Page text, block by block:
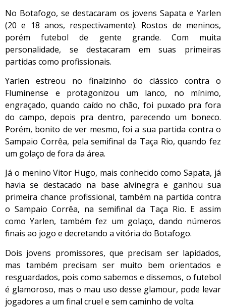
No Botafogo, se destacaram os jovens Sapata e Yarlen
(20 e 18 anos, respectivamente). Rostos de meninos,
porém futebol de gente grande. Com muita
personalidade, se destacaram em suas primeiras
partidas como profissionais.
Yarlen estreou no finalzinho do clássico contra o
Fluminense e protagonizou um lanco, no mínimo,
engraçado, quando caído no chão, foi puxado pra fora
do campo, depois pra dentro, parecendo um boneco.
Porém, bonito de ver mesmo, foi a sua partida contra o
Sampaio Corrêa, pela semifinal da Taça Rio, quando fez
um golaço de fora da área.
Já o menino Vitor Hugo, mais conhecido como Sapata, já
havia se destacado na base alvinegra e ganhou sua
primeira chance profissional, também na partida contra
o Sampaio Corrêa, na semifinal da Taça Rio. E assim
como Yarlen, também fez um golaço, dando números
finais ao jogo e decretando a vitória do Botafogo.
Dois jovens promissores, que precisam ser lapidados,
mas também precisam ser muito bem orientados e
resguardados, pois como sabemos e dissemos, o futebol
é glamoroso, mas o mau uso desse glamour, pode levar
jogadores a um final cruel e sem caminho de volta.